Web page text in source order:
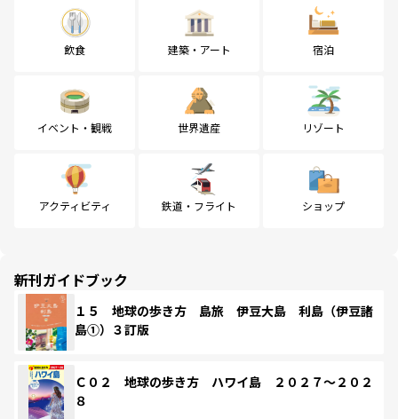
飲食 建築・アート 宿泊
イベント・観戦 世界遺産 リゾート
アクティビティ 鉄道・フライト ショップ
新刊ガイドブック
１５ 地球の歩き方 島旅 伊豆大島 利島（伊豆諸
島①）３訂版
Ｃ０２ 地球の歩き方 ハワイ島 ２０２７～２０２
８